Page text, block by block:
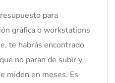
para
gráfica o workstations
te habrás encontrado
no paran de subir y
miden en meses. Es